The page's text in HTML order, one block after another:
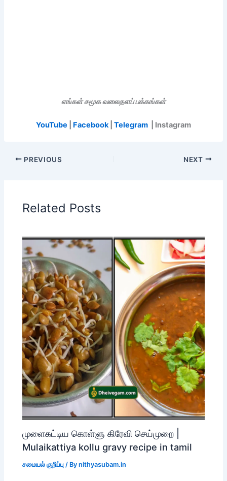
எங்கள் சமூக வலைதளப் பக்கங்கள்
YouTube Facebook| Telegram | Instagram
PREVIOUS NEXT
Related Posts
முளைகட்டிய கொள்ளு கிரேவி செய்முறை |
Mulaikattiya kollu gravy recipe in tamil
சமையல் குறிப்பு / Bynithyasubam.in